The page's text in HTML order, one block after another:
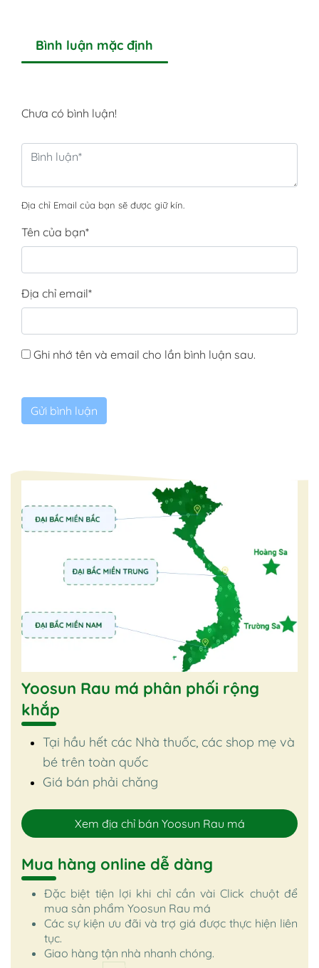
Bình luận mặc định
Chưa có bình luận!
Địa chỉ Email của bạn sẽ được giữ kín.
Tên của bạn*
Địa chỉ email*
Ghi nhớ tên và email cho lần bình luận sau.
Yoosun Rau má phân phối rộng
khắp
Tại hầu hết các Nhà thuốc, các shop mẹ và
bé trên toàn quốc
Giá bán phải chăng
Xem địa chỉ bán Yoosun Rau má
Mua hàng online dễ dàng
Đặc biệt tiện lợi khi chỉ cần vài Click chuột để
mua sản phẩm Yoosun Rau má
Các sự kiện ưu đãi và trợ giá được thực hiện liên
tục.
Giao hàng tận nhà nhanh chóng.